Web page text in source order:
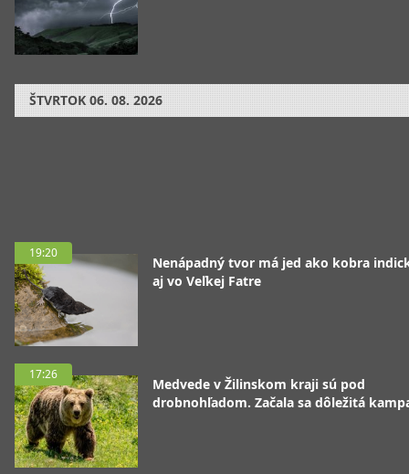
ŠTVRTOK 06. 08. 2026
19:20
Nenápadný tvor má jed ako kobra
aj vo Veľkej Fatre
17:26
Medvede v Žilinskom kraji sú pod
drobnohľadom. Začala sa dôležitá